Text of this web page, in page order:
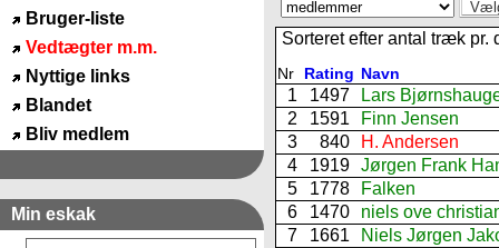
Bruger-liste
Vedtægter m.m.
Nyttige links
Blandet
Bliv medlem
Min eskak
Sorteret efter antal træk pr.
Nr Rating Navn
1 1497
Lars
2
1591
Finn Jensen
3
840
H. Andersen
4
1919 Jørgen Frank
5
1778
Falken
6
1470
niels ove
7
1661
Niels Jørgen